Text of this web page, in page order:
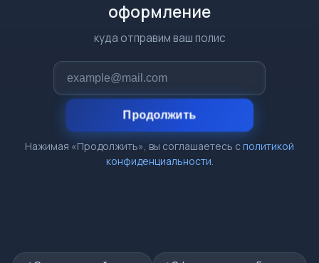
оформление
куда отправим ваш полис
Продолжить
Нажимая «Продолжить», вы соглашаетесь сполитикой
конфиденциальности.